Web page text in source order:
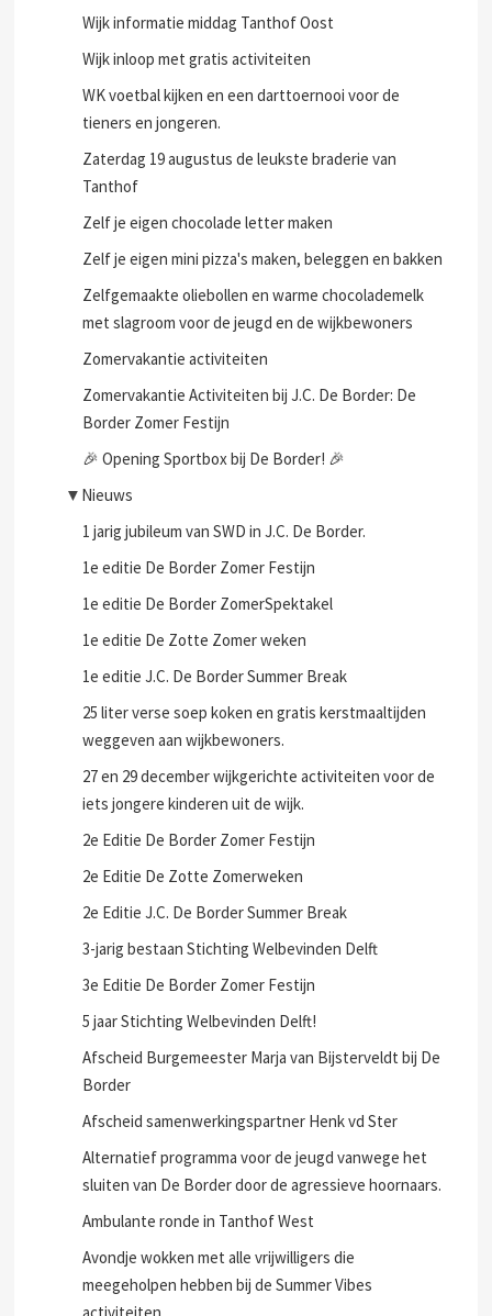
Wijk informatie middag Tanthof Oost
Wijk inloop met gratis activiteiten
WK voetbal kijken en een darttoernooi voor de
tieners en jongeren.
Zaterdag 19 augustus de leukste braderie van
Tanthof
Zelf je eigen chocolade letter maken
Zelf je eigen mini pizza's maken, beleggen en bakken
Zelfgemaakte oliebollen en warme chocolademelk
met slagroom voor de jeugd en de wijkbewoners
Zomervakantie activiteiten
Zomervakantie Activiteiten bij J.C. De Border: De
Border Zomer Festijn
🎉 Opening Sportbox bij De Border! 🎉
▼ Nieuws
1 jarig jubileum van SWD in J.C. De Border.
1e editie De Border Zomer Festijn
1e editie De Border ZomerSpektakel
1e editie De Zotte Zomer weken
1e editie J.C. De Border Summer Break
25 liter verse soep koken en gratis kerstmaaltijden
weggeven aan wijkbewoners.
27 en 29 december wijkgerichte activiteiten voor de
iets jongere kinderen uit de wijk.
2e Editie De Border Zomer Festijn
2e Editie De Zotte Zomerweken
2e Editie J.C. De Border Summer Break
3-jarig bestaan Stichting Welbevinden Delft
3e Editie De Border Zomer Festijn
5 jaar Stichting Welbevinden Delft!
Afscheid Burgemeester Marja van Bijsterveldt bij De
Border
Afscheid samenwerkingspartner Henk vd Ster
Alternatief programma voor de jeugd vanwege het
sluiten van De Border door de agressieve hoornaars.
Ambulante ronde in Tanthof West
Avondje wokken met alle vrijwilligers die
meegeholpen hebben bij de Summer Vibes